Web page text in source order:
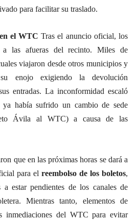
para facilitar su traslado.
el WTC Tras el anuncio oficial, los
a las afueras del recinto. Miles de
viajaron desde otros municipios y
su enojo exigiendo la devolución
entradas. La inconformidad escaló
había sufrido un cambio de sede
Ávila al WTC) a causa de las
que en las próximas horas se dará a
para el reembolso de los boletos,
a estar pendientes de los canales de
Mientras tanto, elementos de
inmediaciones del WTC para evitar